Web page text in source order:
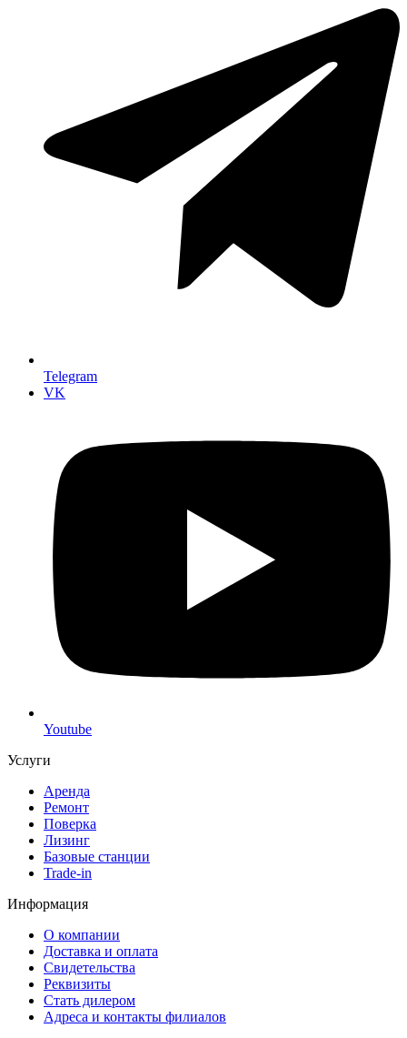
Telegram
VK
Youtube
Услуги
Аренда
Ремонт
Поверка
Лизинг
Базовые станции
Trade-in
Информация
О компании
Доставка и оплата
Свидетельства
Реквизиты
Стать дилером
Адреса и контакты филиалов